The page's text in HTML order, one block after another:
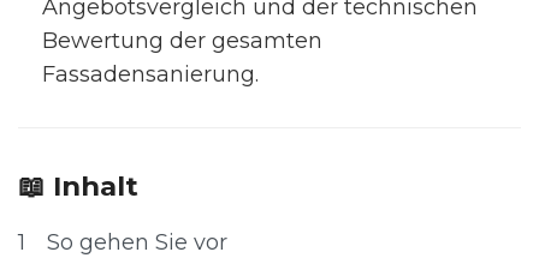
Angebotsvergleich und der technischen
Bewertung der gesamten
Fassadensanierung.
📖 Inhalt
1
So gehen Sie vor